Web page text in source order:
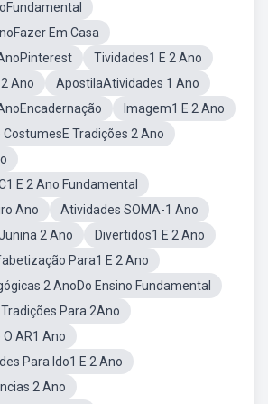
Em Casa
Tividades1 E 2 Ano
Ano
ApostilaAtividades 1 Ano
Imagem1 E 2 Ano
Tradições 2 Ano
E 2 Ano Fundamental
Ano
Atividades SOMA-1 Ano
2 Ano
Divertidos1 E 2 Ano
Para1 E 2 Ano
2 AnoDo Ensino Fundamental
Para 2Ano
AR1 Ano
Para Ido1 E 2 Ano
2 Ano